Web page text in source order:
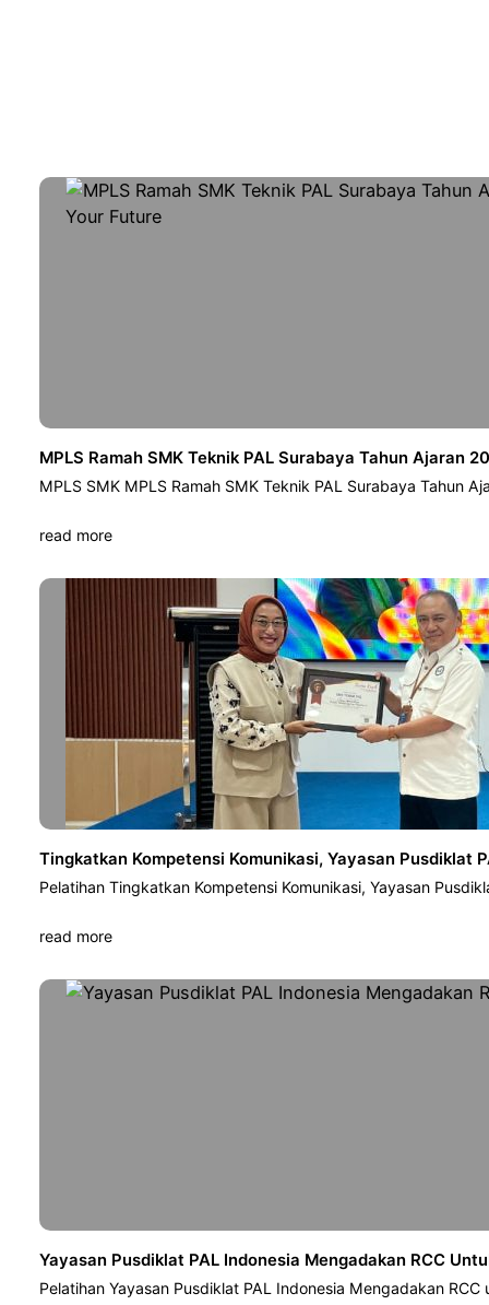
MPLS Ramah SMK Teknik PAL Surabaya Tahun Ajaran
MPLS SMK MPLS Ramah SMK Teknik PAL Surabaya Tahun
read more
Tingkatkan Kompetensi Komunikasi, Yayasan Pusdiklat
Pelatihan Tingkatkan Kompetensi Komunikasi, Yayasan
read more
Yayasan Pusdiklat PAL Indonesia Mengadakan RCC
Pelatihan Yayasan Pusdiklat PAL Indonesia Mengadakan